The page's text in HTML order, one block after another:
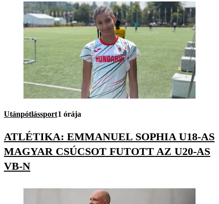
Utánpótlássport1 órája
ATLÉTIKA: EMMANUEL SOPHIA U18-AS
MAGYAR CSÚCSOT FUTOTT AZ U20-AS
VB-N